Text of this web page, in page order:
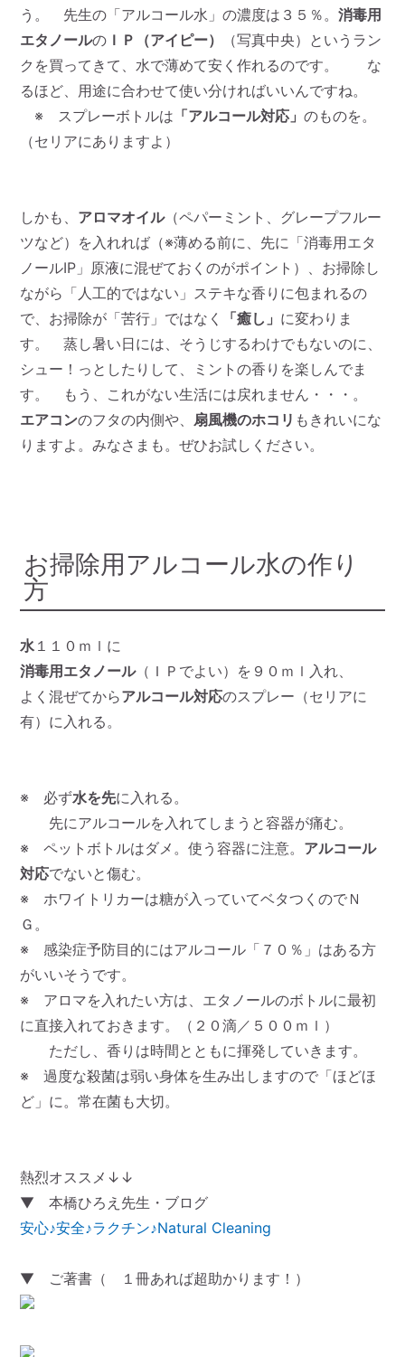
う。 先生の「アルコール水」の濃度は３５％。消毒用
エタノールの ＩＰ（アイピー）
（写真中央）というラン
クを買ってきて、水で薄めて安く作れるのです。 な
るほど、用途に合わせて使い分ければいいんですね。
※ スプレーボトルは 「アルコール対応」のものを。
（セリアにありますよ）
しかも、 アロマオイル（ペパーミント、グレープフルー
ツなど）を入れれば（※薄める前に、先に「消毒用エタ
ノールIP」原液に混ぜておくのがポイント）、お掃除し
ながら「人工的ではない」ステキな香りに包まれるの
で、お掃除が「苦行」ではなく
「癒し」 に変わりま
す。 蒸し暑い日には、そうじするわけでもないのに、
シュー！っとしたりして、ミントの香りを楽しんでま
す。 もう、これがない生活には戻れません・・・。
エアコンのフタの内側や、扇風機のホコリ もきれいにな
りますよ。みなさまも。ぜひお試しください。
お掃除用アルコール水の作り
方
水 １１０ｍｌに
消毒用エタノール（ＩＰでよい）を９０ｍｌ入れ、
よく混ぜてからアルコール対応のスプレー（セリアに
有）に入れる。
※ 必ず水を先に入れる。
先にアルコールを入れてしまうと容器が痛む。
※ ペットボトルはダメ。使う容器に注意。 アルコール
対応でないと傷む。
※ ホワイトリカーは糖が入っていてベタつくのでＮ
Ｇ。
※ 感染症予防目的にはアルコール「７０％」はある方
がいいそうです。
※ アロマを入れたい方は、エタノールのボトルに最初
に直接入れておきます。（２０滴／５００ｍｌ）
ただし、香りは時間とともに揮発していきます。
※ 過度な殺菌は弱い身体を生み出しますので「ほどほ
ど」に。常在菌も大切。
熱烈オススメ↓↓
▼ 本橋ひろえ先生・ブログ
安心♪安全♪ラクチン♪Natural Cleaning
▼ ご著書（ １冊あれば超助かります！）